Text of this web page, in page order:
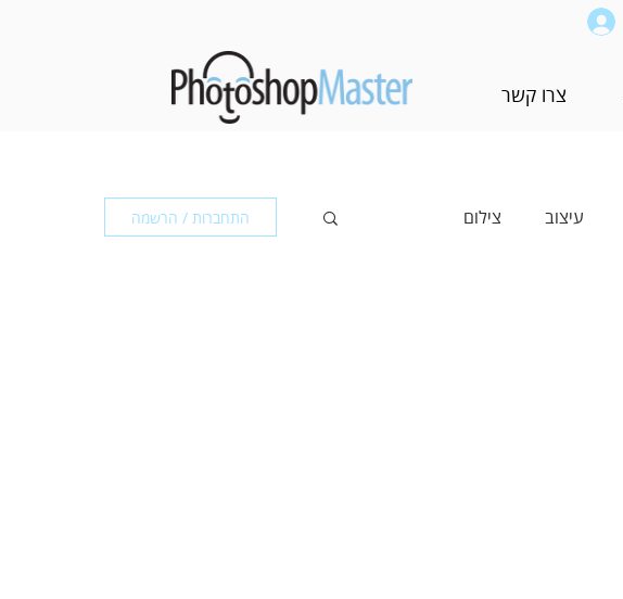
צרו קשר
עיצוב צילום התחברות / הרשמה